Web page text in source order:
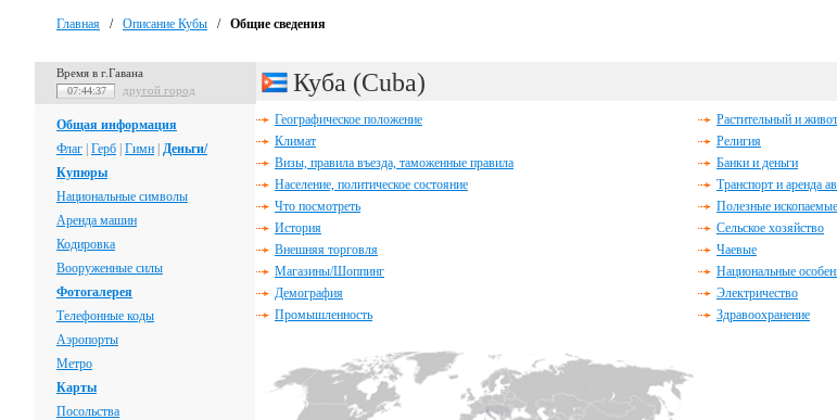
Главная / Описание Кубы / Общие сведения
Время в г.Гавана
07:44:38 другой город
Общая информация
Флаг Герб Гимн Деньги/
Купюры
Национальные символы
Аренда машин
Кодировка
Вооруженные силы
Фотогалерея
Телефонные коды
Аэропорты
Метро
Карты
Посольства
Куба (Cuba)
Географическое положение
Климат
Визы, правила въезда, таможенные правила
Население, политическое состояние
Что посмотреть
История
Внешняя торговля
Магазины/Шоппинг
Демография
Промышленность
Растительный и
Религия
Банки и деньги
Транспорт и аренда
Полезные ископаемые
Сельское хозяйство
Чаевые
Национальные
Электричество
Здравоохранение